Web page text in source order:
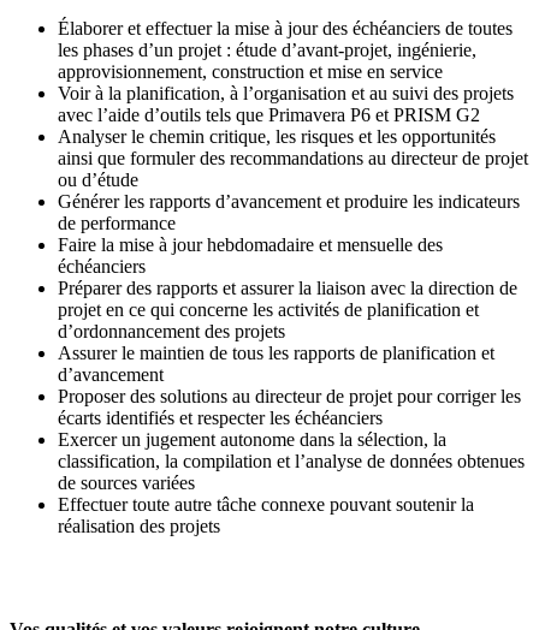
Élaborer et effectuer la mise à jour des échéanciers de toutes
les phases d’un projet : étude d’avant-projet, ingénierie,
approvisionnement, construction et mise en service
Voir à la planification, à l’organisation et au suivi des projets
avec l’aide d’outils tels que Primavera P6 et PRISM G2
Analyser le chemin critique, les risques et les opportunités
ainsi que formuler des recommandations au directeur de projet
ou d’étude
Générer les rapports d’avancement et produire les indicateurs
de performance
Faire la mise à jour hebdomadaire et mensuelle des
échéanciers
Préparer des rapports et assurer la liaison avec la direction de
projet en ce qui concerne les activités de planification et
d’ordonnancement des projets
Assurer le maintien de tous les rapports de planification et
d’avancement
Proposer des solutions au directeur de projet pour corriger les
écarts identifiés et respecter les échéanciers
Exercer un jugement autonome dans la sélection, la
classification, la compilation et l’analyse de données obtenues
de sources variées
Effectuer toute autre tâche connexe pouvant soutenir la
réalisation des projets